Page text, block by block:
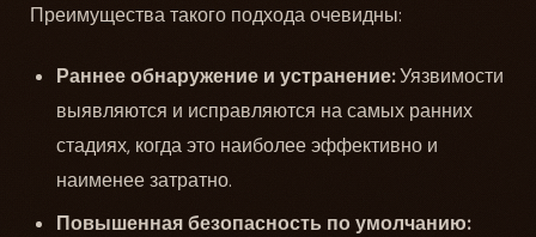
Преимущества такого подхода очевидны:
Раннее обнаружение и устранение:Уязвимости
выявляются и исправляются на самых ранних
стадиях, когда это наиболее эффективно и
наименее затратно.
Повышенная безопасность по умолчанию: